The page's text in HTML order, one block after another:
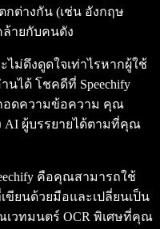
ต่างกัน (เช่น อังกฤษ
ล้ายกับคนดัง
ไม่ดึงดูดใจเท่าไรหากผู้ใช้
านได้ โชคดีที่ Speechify
อดความข้อความ คุณ
AI ผู้บรรยายได้ตามที่คุณ
คือคุณสามารถใช้
ยนด้วยมือและเปลี่ยนเป็น
เวทมนตร์ OCR พิเศษที่คุณ